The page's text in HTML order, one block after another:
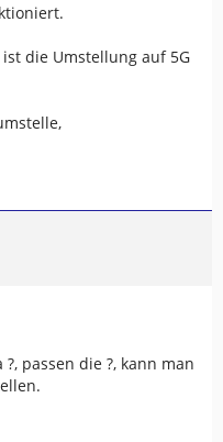
die Umstellung auf 5G
passen die ?, kann man